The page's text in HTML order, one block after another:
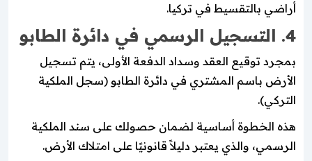
أراضي بالتقسيط في تركيا.
4. التسجيل الرسمي في دائرة الطابو
بمجرد توقيع العقد وسداد الدفعة الأولى، يتم تسجيل
الأرض باسم المشتري في دائرة الطابو (سجل الملكية
التركي).
هذه الخطوة أساسية لضمان حصولك على سند الملكية
الرسمي، والذي يعتبر دليلاً قانونيًا على امتلاك الأرض.